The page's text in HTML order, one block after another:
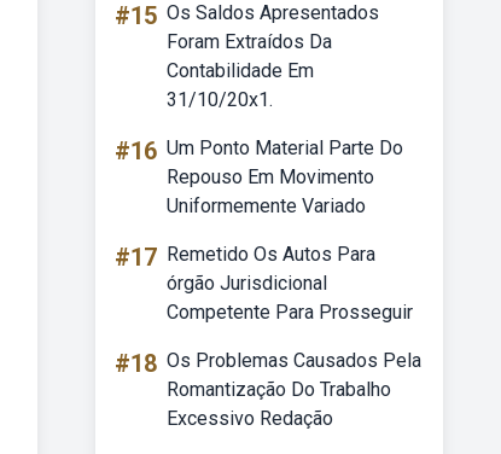
#15 Os Saldos Apresentados
Foram Extraídos Da
Contabilidade Em
31/10/20x1.
#16 Um Ponto Material Parte Do
Repouso Em Movimento
Uniformemente Variado
#17 Remetido Os Autos Para
órgão Jurisdicional
Competente Para Prosseguir
#18 Os Problemas Causados Pela
Romantização Do Trabalho
Excessivo Redação